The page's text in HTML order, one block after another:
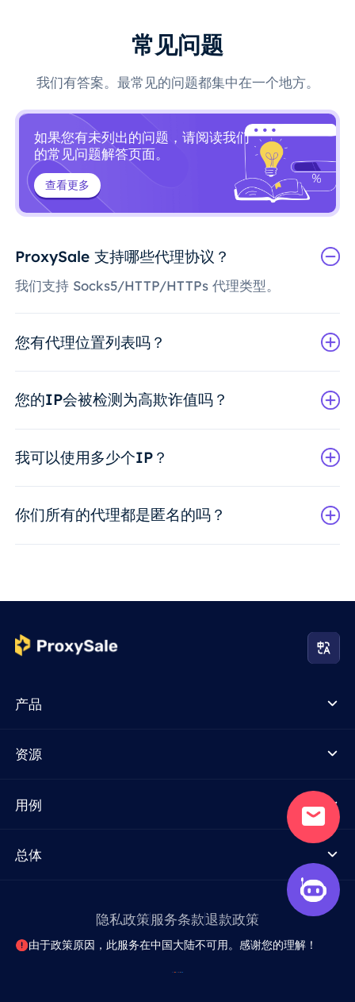
常见问题
我们有答案。最常见的问题都集中在一个地方。
如果您有未列出的问题，请阅读我们
的常见问题解答页面。
查看更多
ProxySale 支持哪些代理协议？
我们支持 Socks5/HTTP/HTTPs 代理类型。
您有代理位置列表吗？
您的IP会被检测为高欺诈值吗？
我可以使用多少个IP？
你们所有的代理都是匿名的吗？
产品
资源
用例
总体
隐私政策服务条款退款政策
由于政策原因，此服务在中国大陆不可用。感谢您的理解！